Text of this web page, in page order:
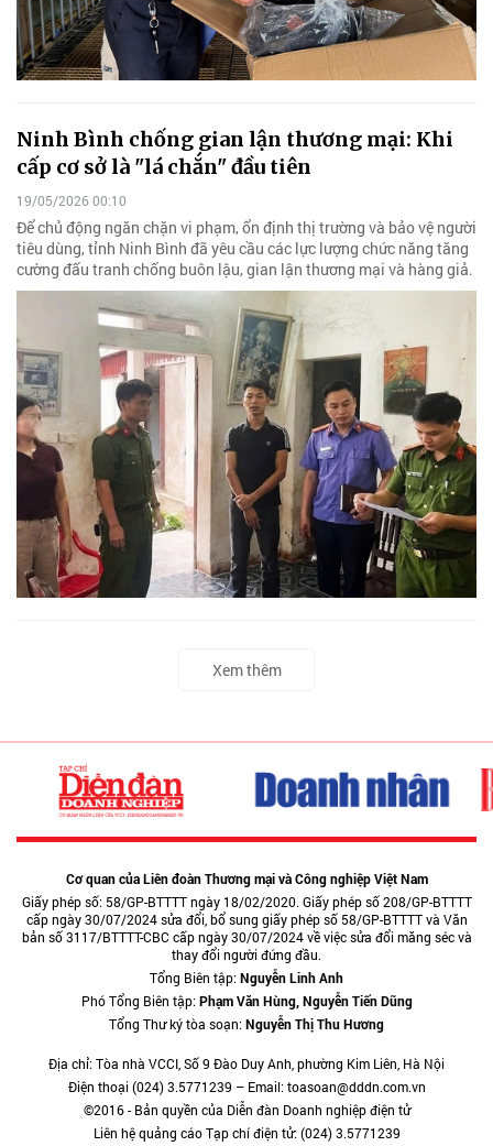
Ninh Bình chống gian lận thương mại: Khi
cấp cơ sở là "lá chắn" đầu tiên
19/05/2026 00:10
Để chủ động ngăn chặn vi phạm, ổn định thị trường và bảo vệ người
tiêu dùng, tỉnh Ninh Bình đã yêu cầu các lực lượng chức năng tăng
cường đấu tranh chống buôn lậu, gian lận thương mại và hàng giả.
Xem thêm
Cơ quan của Liên đoàn Thương mại và Công nghiệp Việt Nam
Giấy phép số: 58/GP-BTTTT ngày 18/02/2020. Giấy phép số 208/GP-BTTTT
cấp ngày 30/07/2024 sửa đổi, bổ sung giấy phép số 58/GP-BTTTT và Văn
bản số 3117/BTTTT-CBC cấp ngày 30/07/2024 về việc sửa đổi măng séc và
thay đổi người đứng đầu.
Tổng Biên tập:Nguyễn Linh Anh
Phó Tổng Biên tập:Phạm Văn Hùng, Nguyễn Tiến Dũng
Tổng Thư ký tòa soạn:Nguyễn Thị Thu Hương
Địa chỉ: Tòa nhà VCCI, Số 9 Đào Duy Anh, phường Kim Liên, Hà Nội
Điện thoại (024) 3.5771239 – Email: toasoan@dddn.com.vn
©2016 - Bản quyền của Diễn đàn Doanh nghiệp điện tử
Liên hệ quảng cáo Tạp chí điện tử: (024) 3.5771239